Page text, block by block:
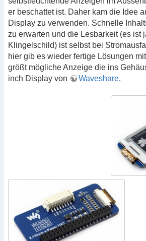
er beschattet ist. Daher kam die Idee
Display zu verwenden. Schnelle
zu erwarten und die Lesbarkeit (es ist
Klingelschild) ist selbst bei
hier gib es wieder fertige Lösungen
größt mögliche Anzeige die ins
inch Display von
Waveshare.